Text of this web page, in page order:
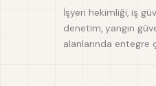
İşyeri hekimliği, iş
denetim, yangın
alanlarında entegre